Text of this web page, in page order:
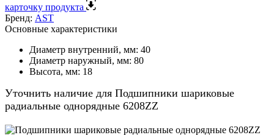
карточку продукта
Бренд: AST
Основные характеристики
Диаметр внутренний, мм: 40
Диаметр наружный, мм: 80
Высота, мм: 18
Уточнить наличие для Подшипники шариковые
радиальные однорядные 6208ZZ